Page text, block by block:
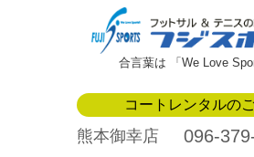
合言葉は 「We Love
コートレンタルの
熊本御幸店 096-